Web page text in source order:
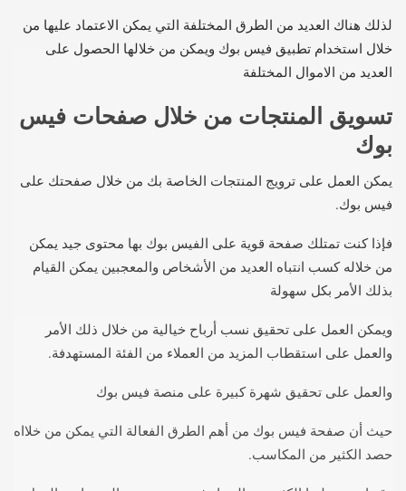
لذلك هناك العديد من الطرق المختلفة التي يمكن الاعتماد عليها من
خلال استخدام تطبيق فيس بوك ويمكن من خلالها الحصول على
العديد من الاموال المختلفة
تسويق المنتجات من خلال صفحات فيس
بوك
يمكن العمل على ترويج المنتجات الخاصة بك من خلال صفحتك على
فيس بوك.
فإذا كنت تمتلك صفحة قوية على الفيس بوك بها محتوى جيد يمكن
من خلاله كسب انتباه العديد من الأشخاص والمعجبين يمكن القيام
بذلك الأمر بكل سهولة
ويمكن العمل على تحقيق نسب أرباح خيالية من خلال ذلك الأمر
والعمل على استقطاب المزيد من العملاء من الفئة المستهدفة.
والعمل على تحقيق شهرة كبيرة على منصة فيس بوك
حيث أن صفحة فيس بوك من أهم الطرق الفعالة التي يمكن من خلااه
حصد الكثير من المكاسب.